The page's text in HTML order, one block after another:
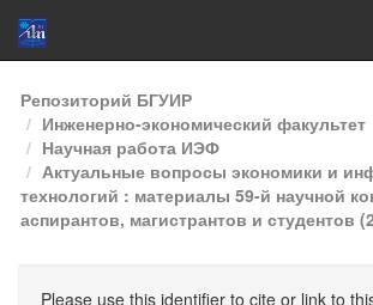
Skip
navigation
Репозиторий БГУИР
Инженерно-экономический факультет
Научная работа ИЭФ
Актуальные вопросы экономики и
технологий : материалы 59-й научной
аспирантов, магистрантов и студентов
Please use this identifier to cite or link to